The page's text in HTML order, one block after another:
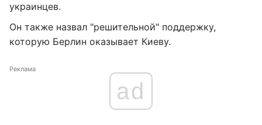
украинцев.
Он также назвал "решительной" поддержку,
которую Берлин оказывает Киеву.
Реклама
ad